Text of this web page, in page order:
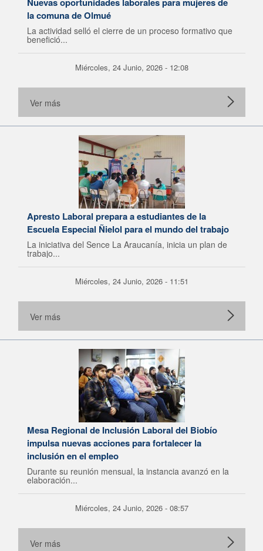
la comuna de Olmué
La actividad selló el cierre de un proceso formativo que
benefició...
Miércoles, 24 Junio, 2026 - 12:08
Ver más
Apresto Laboral prepara a estudiantes de la
Escuela Especial Ñielol para el mundo del trabajo
La iniciativa del Sence La Araucanía, inicia un plan de
trabajo...
Miércoles, 24 Junio, 2026 - 11:51
Ver más
Mesa Regional de Inclusión Laboral del Biobío
impulsa nuevas acciones para fortalecer la
inclusión en el empleo
Durante su reunión mensual, la instancia avanzó en la
elaboración...
Miércoles, 24 Junio, 2026 - 08:57
Ver más